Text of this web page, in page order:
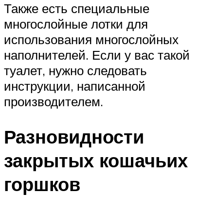
Также есть специальные
многослойные лотки для
использования многослойных
наполнителей. Если у вас такой
туалет, нужно следовать
инструкции, написанной
производителем.
Разновидности
закрытых кошачьих
горшков